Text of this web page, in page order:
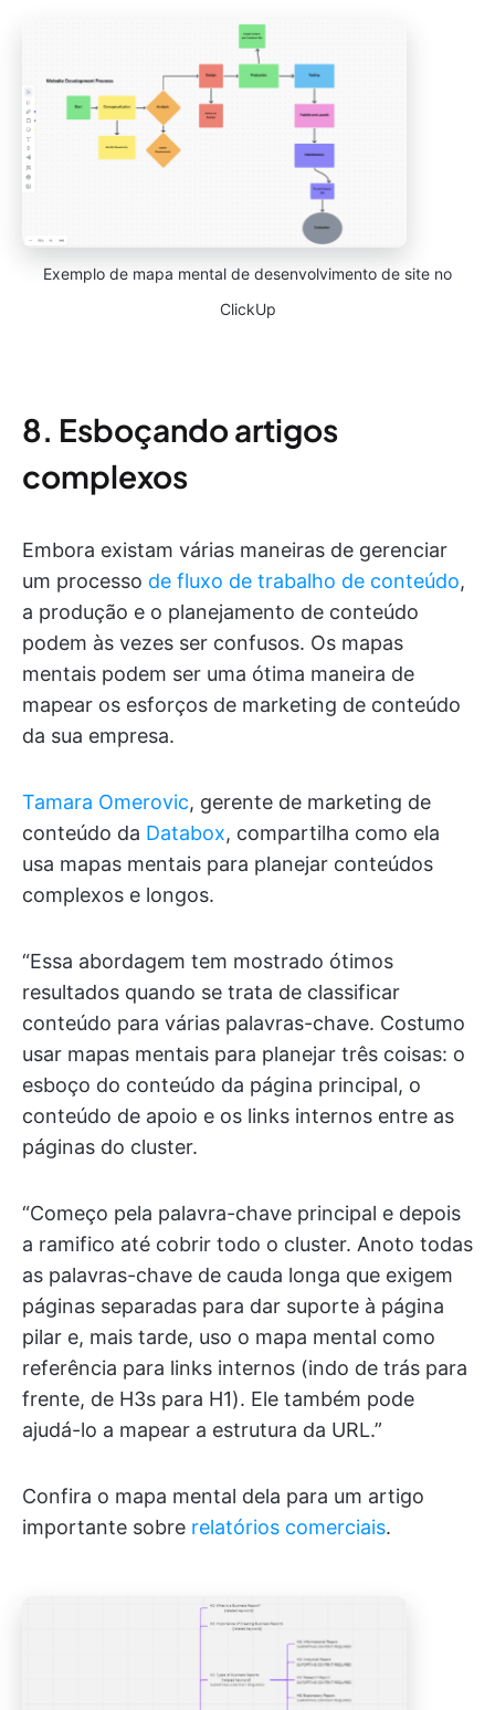
Exemplo de mapa mental de desenvolvimento de site no
ClickUp
8. Esboçando artigos
complexos
Embora existam várias maneiras de gerenciar
um processo de fluxo de trabalho de conteúdo,
a produção e o planejamento de conteúdo
podem às vezes ser confusos. Os mapas
mentais podem ser uma ótima maneira de
mapear os esforços de marketing de conteúdo
da sua empresa.
Tamara Omerovic, gerente de marketing de
conteúdo da Databox, compartilha como ela
usa mapas mentais para planejar conteúdos
complexos e longos.
“Essa abordagem tem mostrado ótimos
resultados quando se trata de classificar
conteúdo para várias palavras-chave. Costumo
usar mapas mentais para planejar três coisas: o
esboço do conteúdo da página principal, o
conteúdo de apoio e os links internos entre as
páginas do cluster.
“Começo pela palavra-chave principal e depois
a ramifico até cobrir todo o cluster. Anoto todas
as palavras-chave de cauda longa que exigem
páginas separadas para dar suporte à página
pilar e, mais tarde, uso o mapa mental como
referência para links internos (indo de trás para
frente, de H3s para H1). Ele também pode
ajudá-lo a mapear a estrutura da URL.”
Confira o mapa mental dela para um artigo
importante sobre relatórios comerciais.